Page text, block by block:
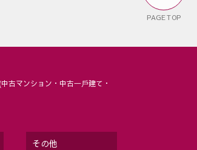
PAGE TOP
古マンション・中古⼀⼾建て・
その他